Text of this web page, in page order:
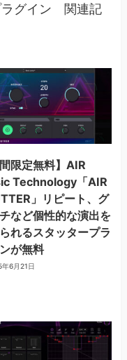
ラグイン 関連記
間限定無料】AIR
Technology「AIR
」リピート、グ
など個性的な演出を
れるスタッタープラ
が無料
6月21日